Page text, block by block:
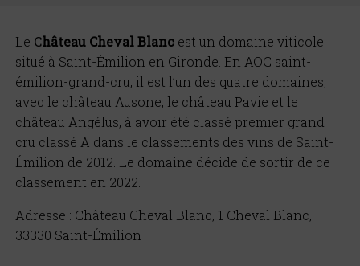
Le Château Cheval Blanc est un domaine viticole
situé à Saint-Émilion en Gironde. En AOC saint-
émilion-grand-cru, il est l’un des quatre domaines,
avec le château Ausone, le château Pavie et le
château Angélus, à avoir été classé premier grand
cru classé A dans le classements des vins de Saint-
Émilion de 2012. Le domaine décide de sortir de ce
classement en 2022.
Adresse : Château Cheval Blanc, 1 Cheval Blanc,
33330 Saint-Émilion